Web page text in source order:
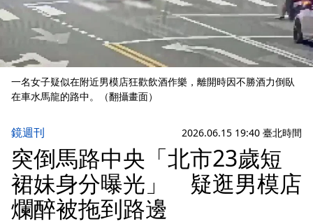
一名女子疑似在附近男模店狂歡飲酒作樂，離開時因不勝酒力倒臥
在車水馬龍的路中。（翻攝畫面）
鏡週刊 2026.06.15 19:40 臺北時間
突倒馬路中央「北市23歲短
裙妹身分曝光」 疑逛男模店
爛醉被拖到路邊